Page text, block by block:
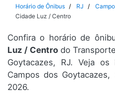
Espírito Santo
Paraná
Horário de Ônibus RJ
Cidade Luz / Centro
Confira o horário de
Luz / Centro do
Goytacazes, RJ. Veja
Campos dos Goytacazes,
2026.